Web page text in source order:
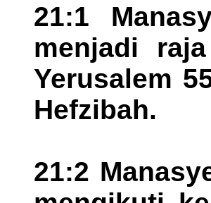
21:1
menjadi
Yerusalem
Hefzibah.
21:2